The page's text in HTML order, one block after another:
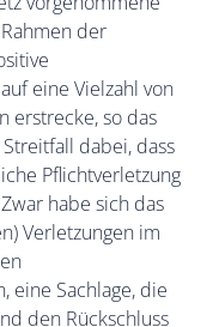
der
eine Vielzahl von
erstrecke, so das
dabei, dass
Pflichtverletzung
habe sich das
Verletzungen im
eine Sachlage, die
den Rückschluss